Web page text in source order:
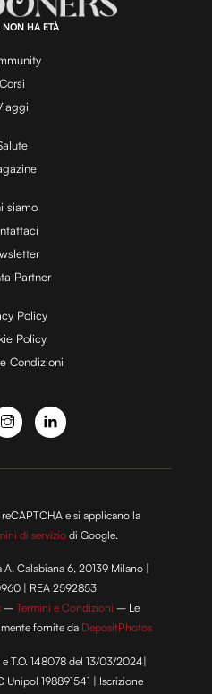
y
V
i
d
e
o
0
0
.
0
HA ETÀ
Corsi
siamo
Partner
Policy
Policy
Condizioni
e si applicano la
di serviziodi Google.
Calabiana 6, 20139 Milano |
| REA 2592853
–Termini e Condizioni – Le
fornite da DepositPhotos
T.O. 148078 del 13/03/2024|
Unipol 198891541 | Iscrizione